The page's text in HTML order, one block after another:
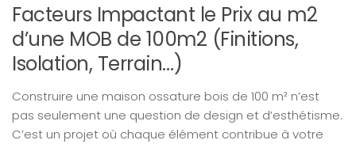
Facteurs Impactant le Prix au m2
d’une MOB de 100m2 (Finitions,
Isolation, Terrain…)
Construire une maison ossature bois de 100 m² n’est
pas seulement une question de design et d’esthétisme.
C’est un projet où chaque élément contribue à votre